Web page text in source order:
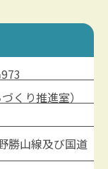
くり推進室）
勝山線及び国道